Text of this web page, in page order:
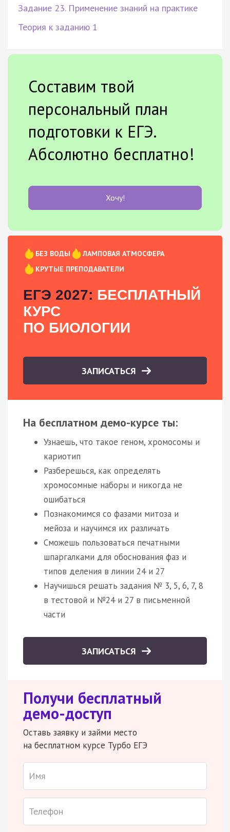
Задание 23. Применение знаний на практике
Теория к заданию 1
Составим твой
персональный план
подготовки к ЕГЭ.
Абсолютно бесплатно!
Хочу!
БЕЗ ВОДЫ
ЛАМПОВАЯ АТМОСФЕРА
КРУТЫЕ ПРЕПОДАВАТЕЛИ
ЕГЭ 2027: БЕСПЛАТНЫЙ
КУРС
ПО БИОЛОГИИ
ЗАПИСАТЬСЯ
На бесплатном демо-курсе ты:
Узнаешь, что такое геном, хромосомы и
кариотип
Разберешься, как определять
хромосомные наборы и никогда не
ошибаться
Познакомимся со фазами митоза и
мейоза и научимся их различать
Сможешь пользоваться печатными
шпаргалками для обоснования фаз и
типов деления в линии 24 и 27
Научишься решать задания № 3, 5, 6, 7, 8
в тестовой и №24 и 27 в письменной
части
ЗАПИСАТЬСЯ
Получи бесплатный
демо-доступ
Оставь заявку и займи место
на бесплатном курсе Турбо ЕГЭ